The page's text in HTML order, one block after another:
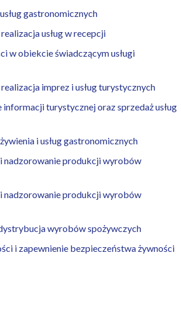
gastronomicznych
usług w recepcji
w obiekcie świadczącym usługi
imprez i usług turystycznych
informacji turystycznej oraz sprzedaż usług
i usług gastronomicznych
nadzorowanie produkcji wyrobów
nadzorowanie produkcji wyrobów
wyrobów spożywczych
i zapewnienie bezpieczeństwa żywności